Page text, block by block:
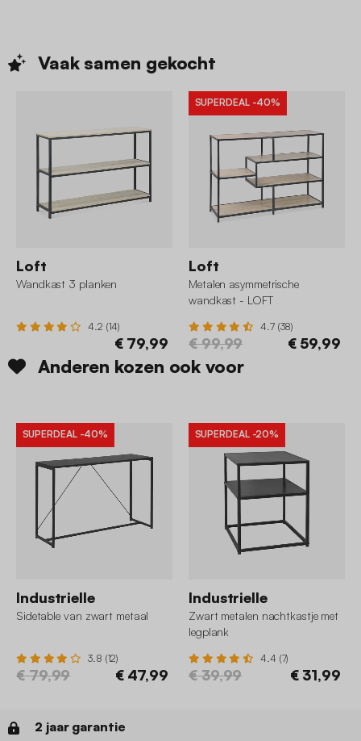
Vaak samen gekocht
Loft
Wandkast 3 planken
4.2 (14)
€ 79,99
SUPERDEAL -40%
Loft
Metalen asymmetrische
wandkast - LOFT
4.7 (38)
€ 99,99 € 59,99
Anderen kozen ook voor
SUPERDEAL -40%
Industrielle
Sidetable van zwart metaal
3.8 (12)
€ 79,99 € 47,99
SUPERDEAL -20%
Industrielle
Zwart metalen nachtkastje met
legplank
4.4 (7)
€ 39,99 € 31,99
2 jaar garantie